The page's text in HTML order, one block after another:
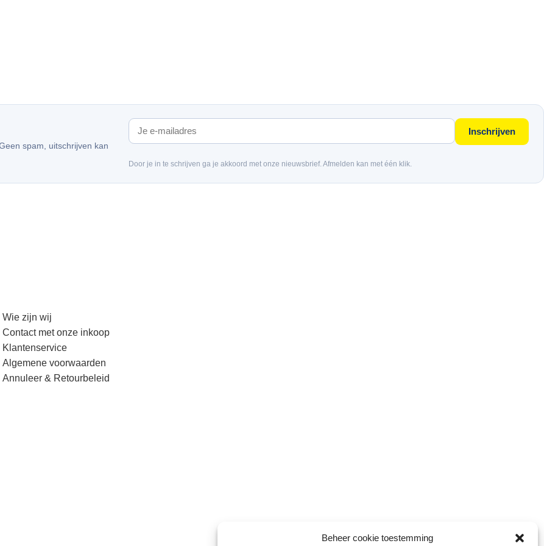
Beheer cookie toestemming
spam, uitschrijven kan
Inschrijven
Door je in te schrijven ga je akkoord met onze nieuwsbrief. Afmelden kan met één klik.
Wie zijn wij
Contact met onze inkoop
Klantenservice
Algemene voorwaarden
Annuleer & Retourbeleid